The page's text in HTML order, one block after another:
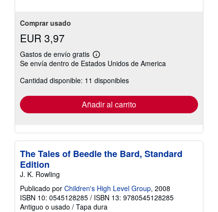
Comprar usado
EUR 3,97
Gastos de envío gratis
Más
información
las
tarifas
envío
Se envía dentro de Estados Unidos de America
Cantidad disponible: 11 disponibles
Añadir al carrito
The Tales of Beedle the Bard, Standard
Edition
J. K. Rowling
Publicado por Children's High Level Group, 2008
ISBN 10: 0545128285 / ISBN 13: 9780545128285
Antiguo o usado / Tapa dura